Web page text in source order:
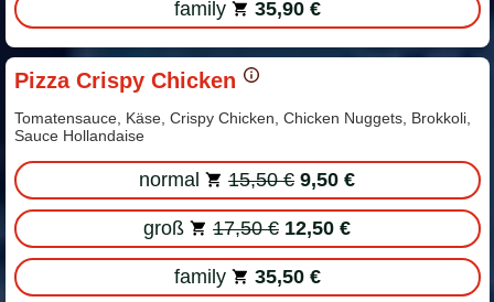
family 35,90 €
Pizza Crispy Chicken
Tomatensauce, Käse, Crispy Chicken, Chicken Nuggets, Brokkoli,
Sauce Hollandaise
normal 15,50 € 9,50 €
groß 17,50 € 12,50 €
family 35,50 €